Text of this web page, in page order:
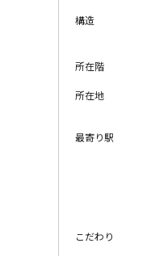
構造
所在階
所在地
最寄り駅
こだわり